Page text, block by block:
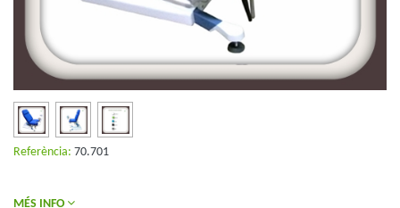
Referència: 70.701
MÉS INFO